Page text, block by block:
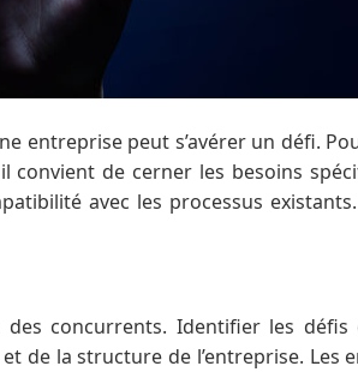
entreprise peut s’avérer un défi.
de cerner les besoins
avec les processus
concurrents. Identifier les
de la structure de l’entreprise. Les